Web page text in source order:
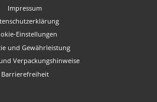
Impressum
Einstellungen
und Gewährleistung
Verpackungshinweise
Barrierefreiheit